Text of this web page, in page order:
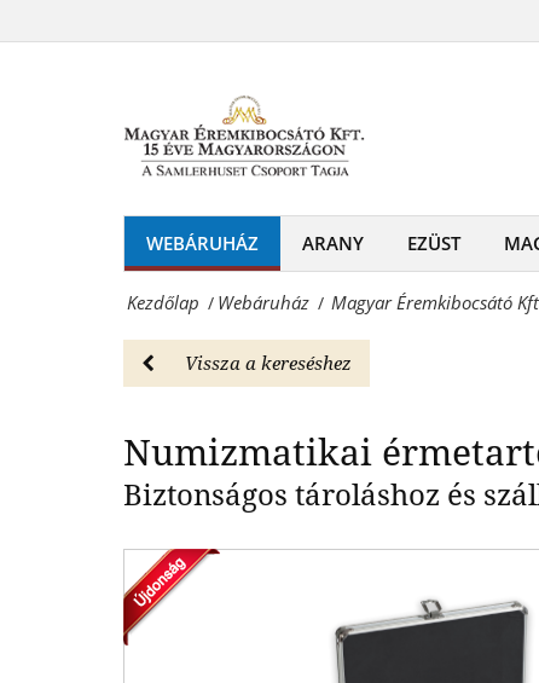
-
érmetartó
bőrönd
120
érméhez
Webáruház
Magyar
Kft.
WEBÁRUHÁZ ARANY EZÜST
Kezdőlap / Webáruház / Magyar Éremkibocsátó
Vissza a kereséshez
Numizmatikai
Biztonságos tároláshoz és
Magyar
és
emlékérmek
forgalmazója!